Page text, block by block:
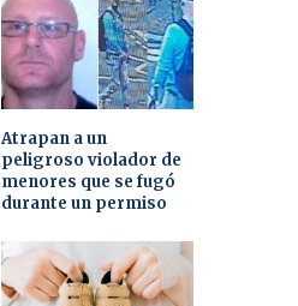
Atrapan a un
peligroso violador de
menores que se fugó
durante un permiso